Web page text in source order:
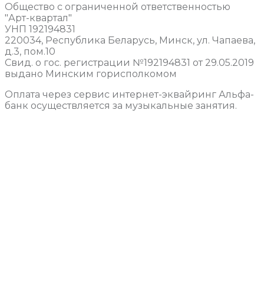
Общество с ограниченной ответственностью
"Арт-квартал"
УНП 192194831
220034, Республика Беларусь, Минск, ул. Чапаева,
д.3, пом.10
Свид. о гос. регистрации №192194831 от 29.05.2019
выдано Минским горисполкомом
Оплата через сервис интернет-эквайринг Альфа-
банк осуществляется за музыкальные занятия.